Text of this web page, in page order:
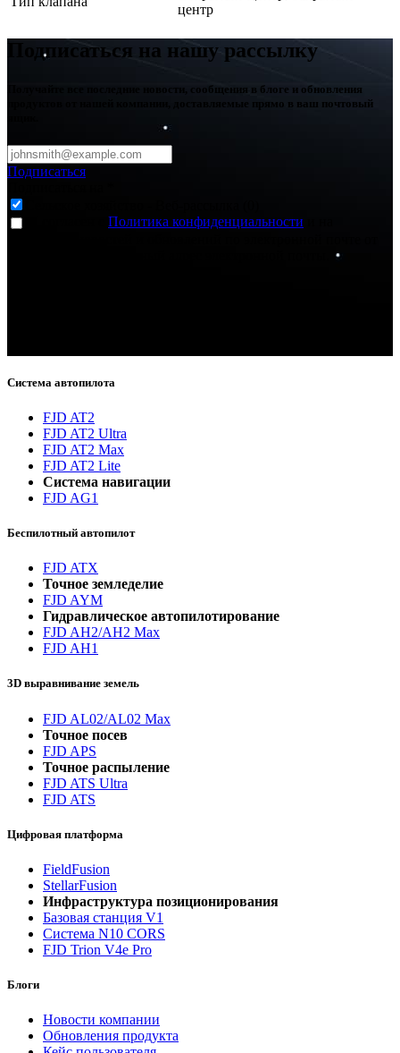
центр
Подписаться на нашу рассылку
Получайте все последние новости, сообщения в блоге и обновления
продуктов от нашей компании, доставляемые прямо в ваш почтовый
Подписаться
Политика конфиденциальности
Система автопилота
FJD AT2
FJD AT2 Ultra
FJD AT2 Max
FJD AT2 Lite
Система навигации
FJD AG1
Беспилотный автопилот
FJD ATX
Точное земледелие
FJD AYM
Гидравлическое автопилотирование
FJD AH2/AH2 Max
FJD AH1
3D выравнивание земель
FJD AL02/AL02 Max
Точное посев
FJD APS
Точное распыление
FJD ATS Ultra
FJD ATS
Цифровая платформа
FieldFusion
StellarFusion
Инфраструктура позиционирования
Базовая станция V1
Система N10 CORS
FJD Trion V4e Pro
Блоги
Новости компании
Обновления продукта